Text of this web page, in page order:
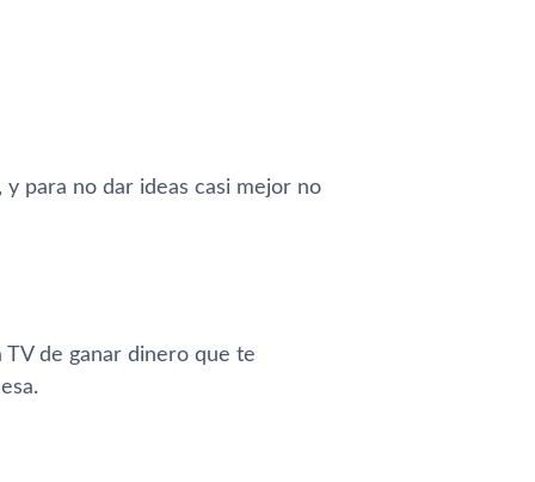
para no dar ideas casi mejor no
TV de ganar dinero que te